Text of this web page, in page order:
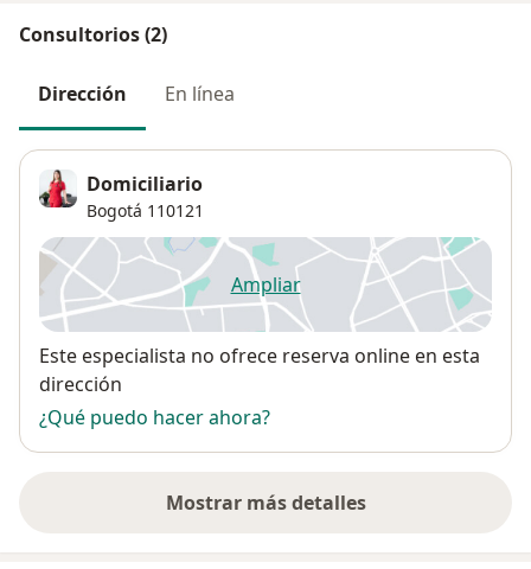
Consultorios (2)
Dirección En línea
Domiciliario
Bogotá 110121
Ampliarse abre en una nueva
Disponibilidad
Este especialista no ofrece reserva online en esta
dirección
¿Qué puedo hacer ahora?
Mostrar más detalles
sobre la dirección